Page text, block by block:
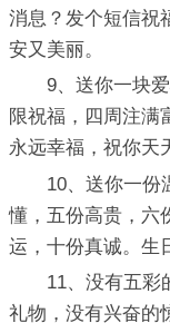
消息？发个短信祝
安又美丽。
9、送你一块
限祝福，四周注满
永远幸福，祝你天
10、送你一份
懂，五份高贵，六
运，十份真诚。生
11、没有五彩
礼物，没有兴奋的